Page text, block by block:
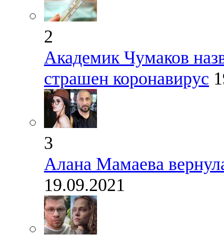
2
Академик Чумаков
страшен коронавирус
3
Алана Мамаева
19.09.2021